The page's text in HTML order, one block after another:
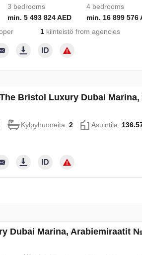
3 bedrooms
min. 5 493 824 AED
4 bedrooms
min. 16 899 576
1kiinteistö from agencies
Bristol Luxury Dubai
Kylpyhuoneita: 2 Asuintila:
Dubai Marina, Arabiemiraatit